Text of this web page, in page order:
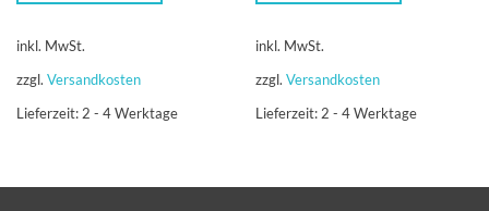
inkl. MwSt.
zzgl. Versandkosten
Lieferzeit:2 - 4 Werktage
inkl. MwSt.
zzgl. Versandkosten
Lieferzeit:2 - 4 Werktage